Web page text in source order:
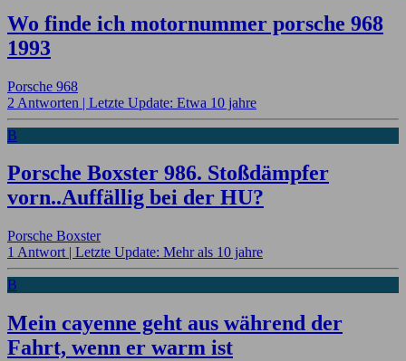
Wo finde ich motornummer porsche 968
1993
Porsche 968
2 Antworten | Letzte Update: Etwa 10 jahre
B
Porsche Boxster 986. Stoßdämpfer
vorn..Auffällig bei der HU?
Porsche Boxster
1 Antwort | Letzte Update: Mehr als 10 jahre
B
Mein cayenne geht aus während der
Fahrt, wenn er warm ist